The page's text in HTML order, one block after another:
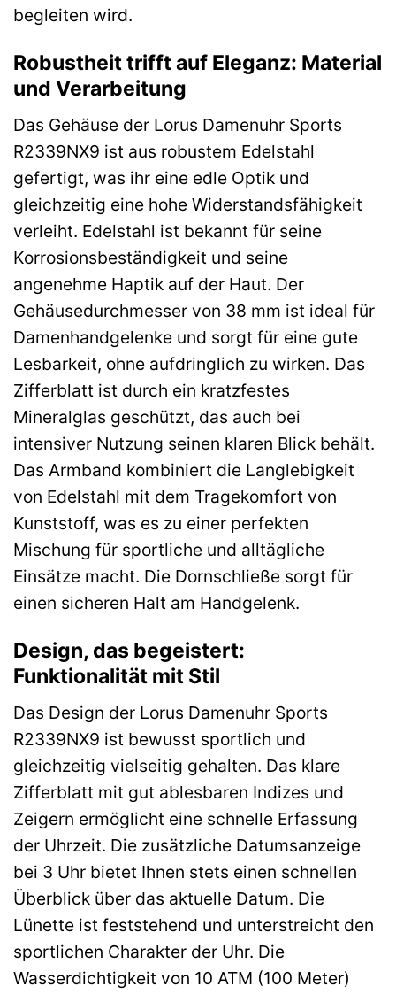
begleiten wird.
Robustheit trifft auf Eleganz: Material
und Verarbeitung
Das Gehäuse der Lorus Damenuhr Sports
R2339NX9 ist aus robustem Edelstahl
gefertigt, was ihr eine edle Optik und
gleichzeitig eine hohe Widerstandsfähigkeit
verleiht. Edelstahl ist bekannt für seine
Korrosionsbeständigkeit und seine
angenehme Haptik auf der Haut. Der
Gehäusedurchmesser von 38 mm ist ideal für
Damenhandgelenke und sorgt für eine gute
Lesbarkeit, ohne aufdringlich zu wirken. Das
Zifferblatt ist durch ein kratzfestes
Mineralglas geschützt, das auch bei
intensiver Nutzung seinen klaren Blick behält.
Das Armband kombiniert die Langlebigkeit
von Edelstahl mit dem Tragekomfort von
Kunststoff, was es zu einer perfekten
Mischung für sportliche und alltägliche
Einsätze macht. Die Dornschließe sorgt für
einen sicheren Halt am Handgelenk.
Design, das begeistert:
Funktionalität mit Stil
Das Design der Lorus Damenuhr Sports
R2339NX9 ist bewusst sportlich und
gleichzeitig vielseitig gehalten. Das klare
Zifferblatt mit gut ablesbaren Indizes und
Zeigern ermöglicht eine schnelle Erfassung
der Uhrzeit. Die zusätzliche Datumsanzeige
bei 3 Uhr bietet Ihnen stets einen schnellen
Überblick über das aktuelle Datum. Die
Lünette ist feststehend und unterstreicht den
sportlichen Charakter der Uhr. Die
Wasserdichtigkeit von 10 ATM (100 Meter)